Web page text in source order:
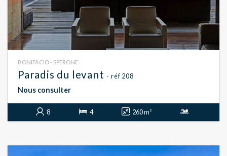
BONIFACIO - SPERONE
Paradis du levant - réf 208
Nous consulter
8 4 260 m²